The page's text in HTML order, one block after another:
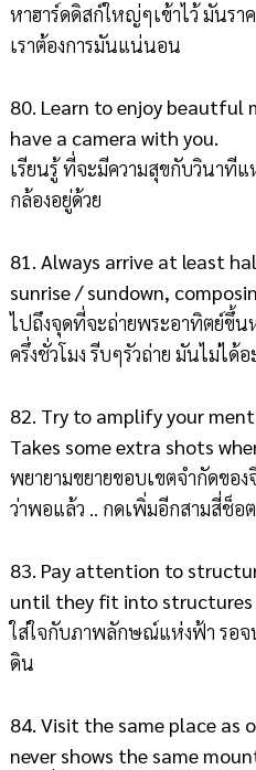
หาฮาร์ดดิสก์ใหญ่ๆเข้าไว้ มันรา
เราต้องการมันแน่นอน
80. Learn to enjoy beautful
have a camera with you.
เรียนรู้ ที่จะมีความสุขกับวินาทีแ
กล้องอยู่ด้วย
81. Always arrive at least
sunrise / sundown,
ไปถึงจุดที่จะถ่ายพระอาทิตย์ขึ้
ครึ่งชั่วโมง รีบๆรัวถ่าย มันไม่ได้
82. Try to amplify your
Takes some extra shots
พยายามขยายขอบเขตจำกัดขอ
ว่าพอแล้ว .. กดเพิ่มอีกสามสี่ช็อต
83. Pay attention to
until they fit into structures
ใส่ใจกับภาพลักษณ์แห่งฟ้า รอ
ดิน
84. Visit the same place as
never shows the same